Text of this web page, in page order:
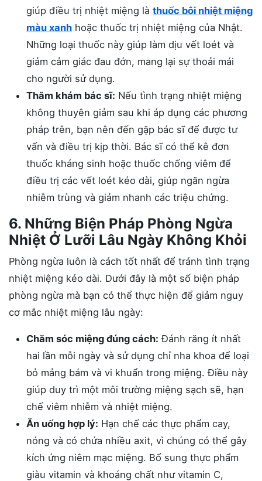
giúp điều trị nhiệt miệng là thuốc bôi nhiệt miệng
màu xanh hoặc thuốc trị nhiệt miệng của Nhật.
Những loại thuốc này giúp làm dịu vết loét và
giảm cảm giác đau đớn, mang lại sự thoải mái
cho người sử dụng.
Thăm khám bác sĩ: Nếu tình trạng nhiệt miệng
không thuyên giảm sau khi áp dụng các phương
pháp trên, bạn nên đến gặp bác sĩ để được tư
vấn và điều trị kịp thời. Bác sĩ có thể kê đơn
thuốc kháng sinh hoặc thuốc chống viêm để
điều trị các vết loét kéo dài, giúp ngăn ngừa
nhiễm trùng và giảm nhanh các triệu chứng.
6. Những Biện Pháp Phòng Ngừa
Nhiệt Ở Lưỡi Lâu Ngày Không Khỏi
Phòng ngừa luôn là cách tốt nhất để tránh tình trạng
nhiệt miệng kéo dài. Dưới đây là một số biện pháp
phòng ngừa mà bạn có thể thực hiện để giảm nguy
cơ mắc nhiệt miệng lâu ngày:
Chăm sóc miệng đúng cách: Đánh răng ít nhất
hai lần mỗi ngày và sử dụng chỉ nha khoa để loại
bỏ mảng bám và vi khuẩn trong miệng. Điều này
giúp duy trì một môi trường miệng sạch sẽ, hạn
chế viêm nhiễm và nhiệt miệng.
Ăn uống hợp lý: Hạn chế các thực phẩm cay,
nóng và có chứa nhiều axit, vì chúng có thể gây
kích ứng niêm mạc miệng. Bổ sung thực phẩm
giàu vitamin và khoáng chất như vitamin C,